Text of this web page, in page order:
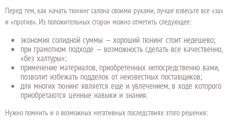
Перед тем, как начать тюнинг салона своими руками, лучше взвесьте все «за»
и «против». Из положительных сторон можно отметить следующее:
экономия солидной суммы — хороший тюнинг стоит недешево;
при грамотном подходе — возможность сделать все качественно,
«без халтуры»;
применение материалов, приобретенных непосредственно вами,
позволит избежать подделок от неизвестных поставщиков;
для многих тюнинг является еще и увлечением, в ходе которого
приобретаются ценные навыки и знания.
Нужно помнить и о возможных негативных последствиях этого решения: